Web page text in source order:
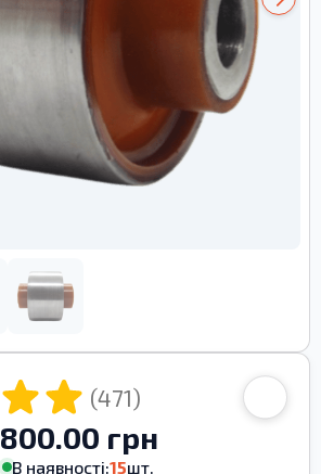
(471)
800.00 грн
В наявності:15шт.